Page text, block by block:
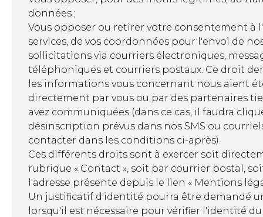
données ;
Vous opposer ou retirer votre consentement à
services, de vos coordonnées pour l'envoi de
sollicitations via courriers électroniques,
téléphoniques et courriers postaux. Ce droit
les informations vous concernant nous aient
directement par vous ou par des partenaires
avez communiquées (dans ce cas, il faudra
désinscription prévus dans nos SMS ou
contacter dans les conditions ci-après).
Ces différents droits sont à exercer soit
rubrique « Contact », soit par courrier postal,
l'adresse présente depuis le lien « Mentions
Un justificatif d'identité pourra être demandé
lorsqu'il est nécessaire pour vérifier l'identité